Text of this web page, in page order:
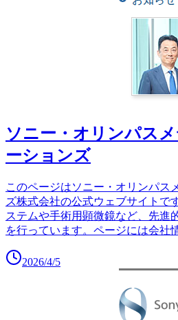
ソニー・オリンパス
ーションズ
このページはソニー・オリンパス
ズ株式会社の公式ウェブサイトで
ステムや手術用顕微鏡など、先進
を行っています。ページには会社
2026/4/5